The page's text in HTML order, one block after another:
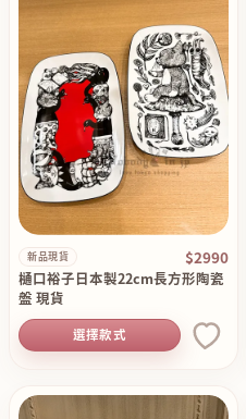
新品現貨 $2990
樋口裕子日本製22cm長方形陶瓷
盤 現貨
選擇款式